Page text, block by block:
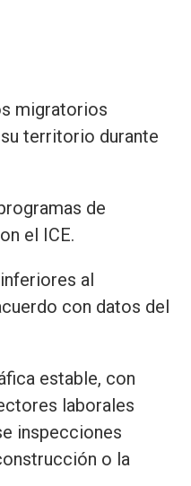
migratorios
territorio durante
de
el ICE.
al
con datos del
estable, con
laborales
inspecciones
o la